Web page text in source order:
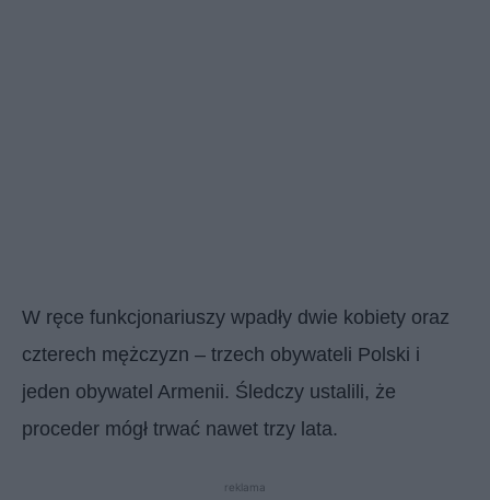
W ręce funkcjonariuszy wpadły dwie kobiety oraz
czterech mężczyzn – trzech obywateli Polski i
jeden obywatel Armenii. Śledczy ustalili, że
proceder mógł trwać nawet trzy lata.
reklama